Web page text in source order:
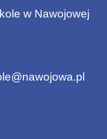
w Nawojowej